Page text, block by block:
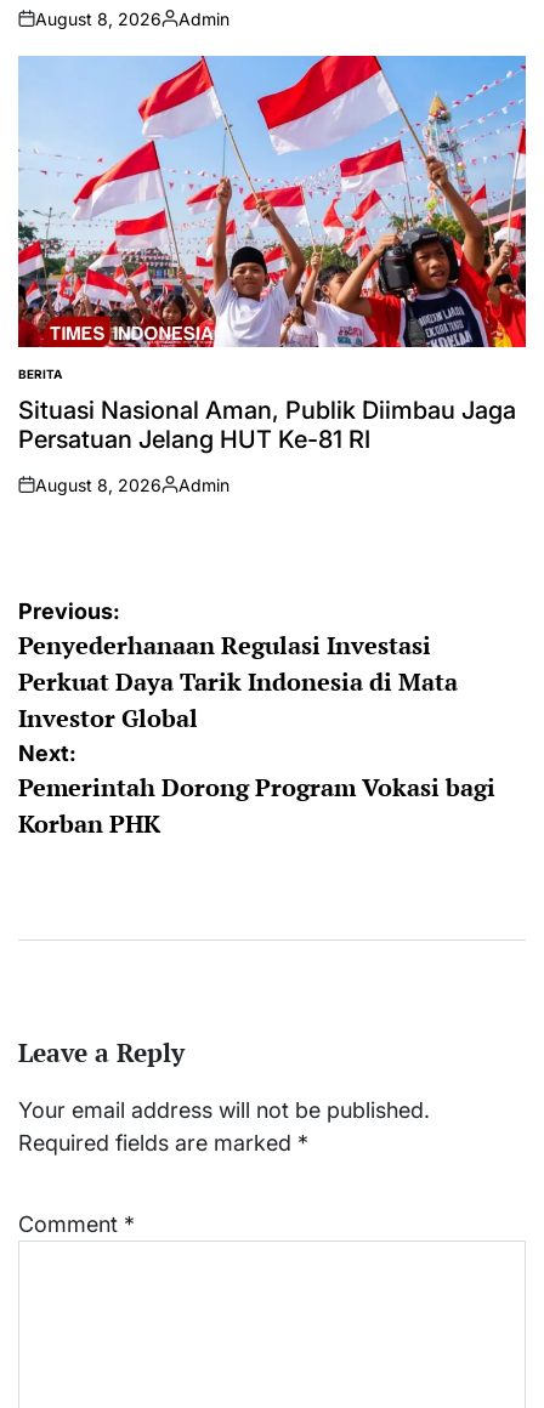
on
August 8, 2026
Posted
by
Admin
POSTED
IN
BERITA
Situasi Nasional Aman, Publik Diimbau Jaga
Persatuan Jelang HUT Ke-81 RI
on
August 8, 2026
Posted
Admin
Post
navigation
Previous:
Penyederhanaan Regulasi Investasi
Perkuat Daya Tarik Indonesia di Mata
Investor Global
Next:
Pemerintah Dorong Program Vokasi bagi
Korban PHK
Leave a Reply
Your email address will not be published.
Required fields are marked *
Comment *